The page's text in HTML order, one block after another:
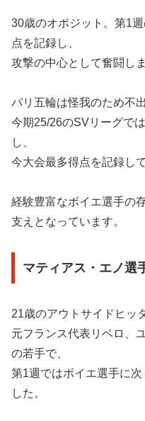
30歳のオポジット。第1
点を記録し、
攻撃の中心として奮闘しま
パリ五輪は怪我のため不
今期25/26のSVリーグで
し、
今大会最多得点を記録し
経験豊富なボイエ選手の
支えとなっています。
マティアス・エノ選
21歳のアウトサイドヒッ
元フランス代表リベロ、
の若手で、
第1週ではボイエ選手に
した。